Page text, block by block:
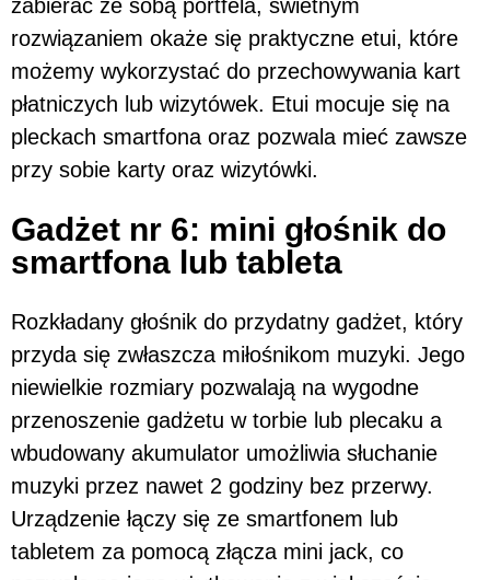
zabierać ze sobą portfela, świetnym
rozwiązaniem okaże się praktyczne etui, które
możemy wykorzystać do przechowywania kart
płatniczych lub wizytówek. Etui mocuje się na
pleckach smartfona oraz pozwala mieć zawsze
przy sobie karty oraz wizytówki.
Gadżet nr 6: mini głośnik do
smartfona lub tableta
Rozkładany głośnik do przydatny gadżet, który
przyda się zwłaszcza miłośnikom muzyki. Jego
niewielkie rozmiary pozwalają na wygodne
przenoszenie gadżetu w torbie lub plecaku a
wbudowany akumulator umożliwia słuchanie
muzyki przez nawet 2 godziny bez przerwy.
Urządzenie łączy się ze smartfonem lub
tabletem za pomocą złącza mini jack, co